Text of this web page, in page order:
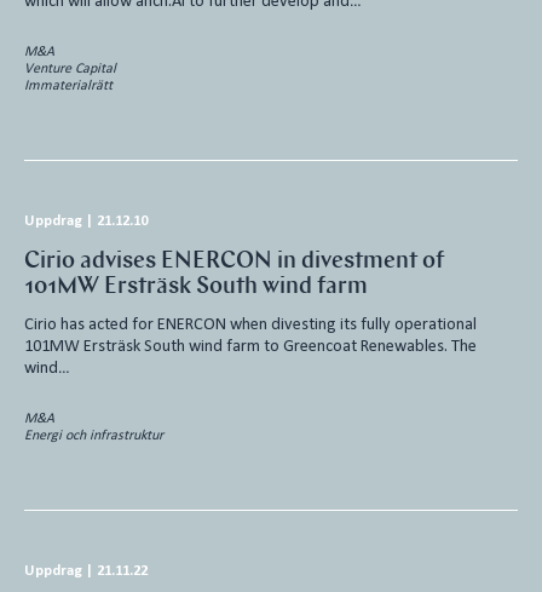
M&A
Venture Capital
Immaterialrätt
Uppdrag 21.12.10
Cirio advises ENERCON in divestment of
101MW Ersträsk South wind farm
Cirio has acted for ENERCON when divesting its fully operational
101MW Ersträsk South wind farm to Greencoat Renewables. The
wind…
M&A
Energi och infrastruktur
Uppdrag 21.11.22